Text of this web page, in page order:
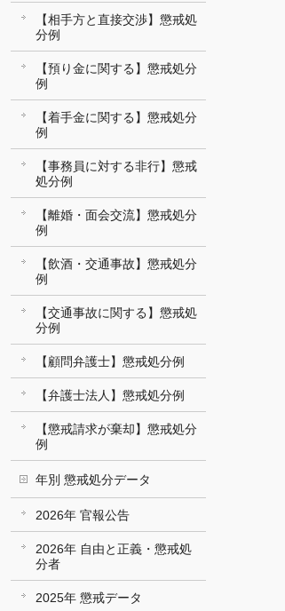
【相手方と直接交渉】懲戒処
分例
【預り金に関する】懲戒処分
例
【着手金に関する】懲戒処分
例
【事務員に対する非行】懲戒
処分例
【離婚・面会交流】懲戒処分
例
【飲酒・交通事故】懲戒処分
例
【交通事故に関する】懲戒処
分例
【顧問弁護士】懲戒処分例
【弁護士法人】懲戒処分例
【懲戒請求が棄却】懲戒処分
例
年別 懲戒処分データ
2026年 官報公告
2026年 自由と正義・懲戒処
分者
2025年 懲戒データ